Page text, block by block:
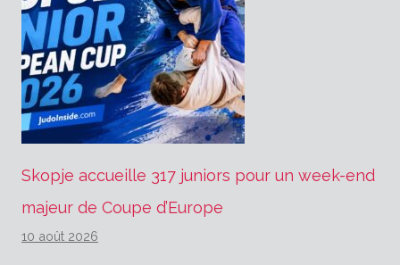
Skopje accueille 317 juniors pour un week-end
majeur de Coupe d’Europe
10 août 2026